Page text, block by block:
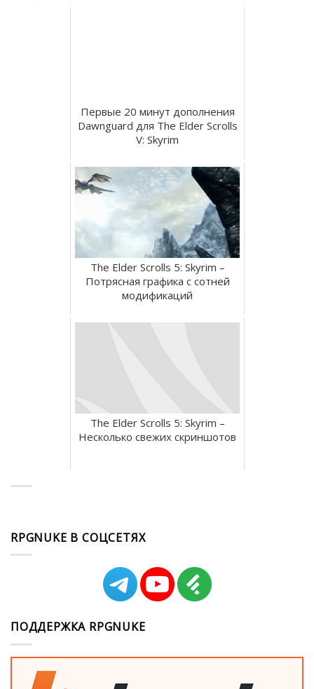
Первые 20 минут дополнения
Dawnguard для The Elder Scrolls
V: Skyrim
The Elder Scrolls 5: Skyrim –
Потрясная графика с сотней
модификаций
The Elder Scrolls 5: Skyrim –
Несколько свежих скриншотов
RPGNUKE В СОЦСЕТЯХ
ПОДДЕРЖКА RPGNUKE